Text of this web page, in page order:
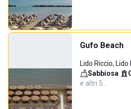
Gufo Beach
Lido Riccio, Lido
Sabbiosa·
e altri 5…